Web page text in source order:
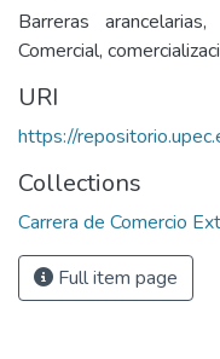
Barreras
Comercial,
URI
https://
Collections
Carrera de Comercio
Full item page